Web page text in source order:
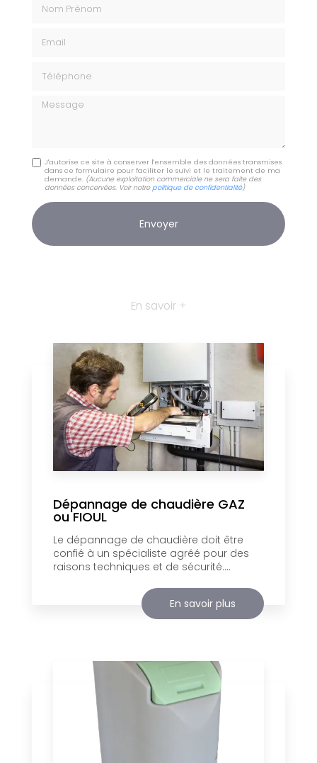
Message
J'autorise ce site à conserver l'ensemble des données transmises
dans ce formulaire pour faciliter le suivi et le traitement de ma
demande. (Aucune exploitation commerciale ne sera faite des
données concervées. Voir notrepolitique de confidentialité)
En savoir +
Dépannage de chaudière GAZ
ou FIOUL
Le dépannage de chaudière doit être
confié à un spécialiste agréé pour des
raisons techniques et de sécurité....
En savoir plus